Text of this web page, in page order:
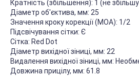
Кратність (збільшення): 1 (не
Діаметр об'єктива, мм: 25
Значення кроку корекції (МОА): 1/2
Підсвічування сітки: Є
Сітка: Red Dot
Діаметр вихідної зіниці, мм: 22
Видалення вихідної зіниці, мм:
Довжина прицілу, мм: 61.8